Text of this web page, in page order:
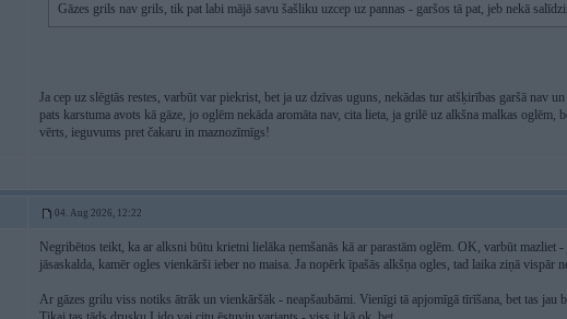
Gāzes grils nav grils, tik pat labi mājā savu šašliku uzcep uz pannas - garšos tā pat, jeb nekā
Ja cep uz slēgtās restes, varbūt var piekrist, bet ja uz dzīvas uguns, nekādas tur atšķirības garšā nav
pats karstuma avots kā gāze, jo oglēm nekāda aromāta nav, cita lieta, ja grilē uz alkšna malkas oglēm,
vērts, ieguvums pret čakaru in maznozīmīgs!
04. Aug 2026, 12:22
Negribētos teikt, ka ar alksni būtu krietni lielāka ņemšanās kā ar parastām oglēm. OK, varbūt mazliet -
jāsaskalda, kamēr ogles vienkārši ieber no maisa. Ja nopērk īpašās alkšņa ogles, tad laika ziņā vispār
Ar gāzes grilu viss notiks ātrāk un vienkāršāk - neapšaubāmi. Vienīgi tā apjomīgā tīrīšana, bet tas jau